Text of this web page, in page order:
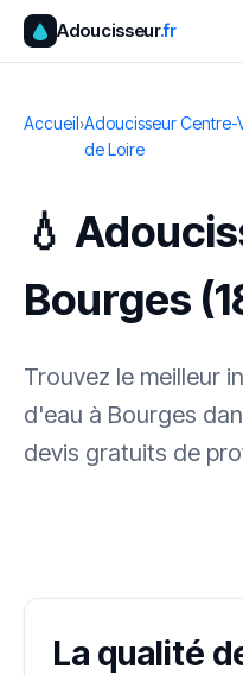
Adoucisseur.fr
Accueil›Adoucisseur Centre-
de Loire
💧
Bourges
Trouvez le meilleur
d'eau à Bourges
devis gratuits de
La qualité